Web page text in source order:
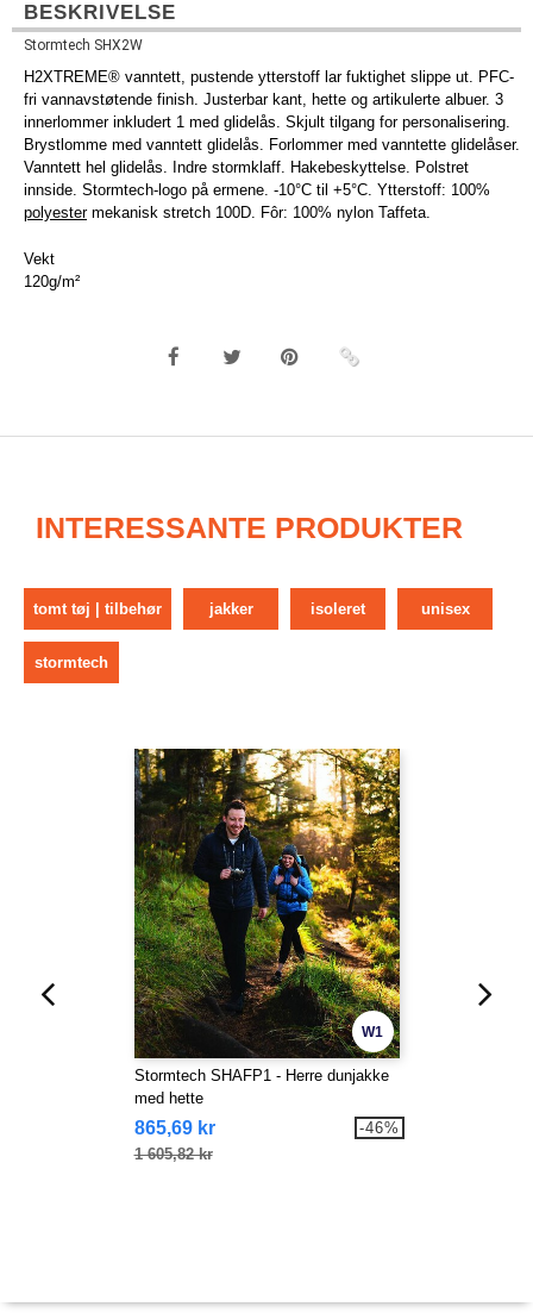
BESKRIVELSE
Stormtech SHX2W
H2XTREME® vanntett, pustende ytterstoff lar fuktighet slippe ut. PFC-
fri vannavstøtende finish. Justerbar kant, hette og artikulerte albuer. 3
innerlommer inkludert 1 med glidelås. Skjult tilgang for personalisering.
Brystlomme med vanntett glidelås. Forlommer med vanntette glidelåser.
Vanntett hel glidelås. Indre stormklaff. Hakebeskyttelse. Polstret
innside. Stormtech-logo på ermene. -10°C til +5°C. Ytterstoff: 100%
polyestermekanisk stretch 100D. Fôr: 100% nylon Taffeta.
Vekt
120g/m²
INTERESSANTE PRODUKTER
tomt tøj | tilbehør jakker isoleret unisex
stormtech
W1
Stormtech SHAFP1 - Herre dunjakke
med hette
865,69 kr
1 605,82 kr
-46%